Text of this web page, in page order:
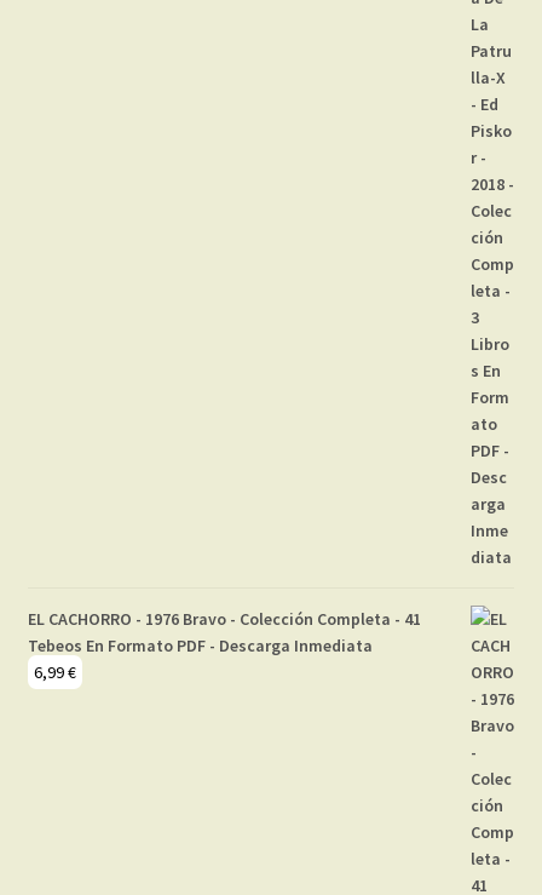
EL CACHORRO - 1976 Bravo - Colección Completa - 41
Tebeos En Formato PDF - Descarga Inmediata
6,99€